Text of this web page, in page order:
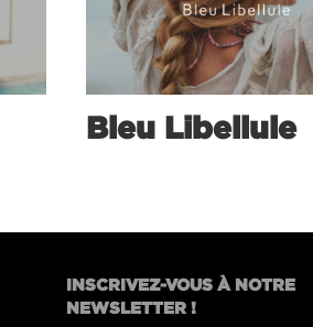
Bleu Libellule
INSCRIVEZ-VOUS À NOTRE
NEWSLETTER !